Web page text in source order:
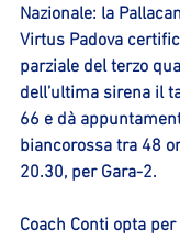
Nazionale: la
Virtus Padova
parziale del terzo
dell’ultima sirena il
66 e dà
biancorossa tra 48
20.30, per Gara-2.
Coach Conti opta